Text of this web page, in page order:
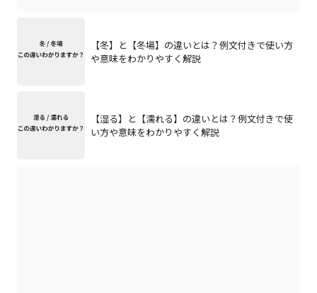
【冬】と【冬場】の違いとは？例文付きで使い方
や意味をわかりやすく解説
【湿る】と【濡れる】の違いとは？例文付きで使
い方や意味をわかりやすく解説